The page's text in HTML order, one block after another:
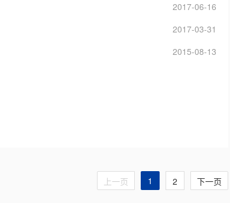
12:31:48
2017-06-16
18:10:19
2017-03-31
09:04:49
2015-08-13
上一页 1 2 下一页